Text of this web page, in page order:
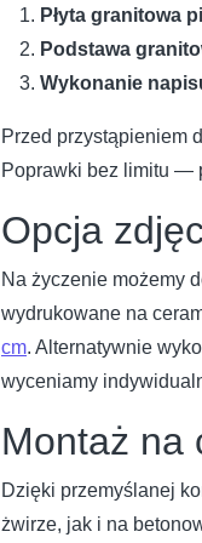
Płyta granitowa
Podstawa
Wykonanie
Przed przystąpieniem
Poprawki bez limitu —
Opcja
Na życzenie możemy
wydrukowane na
cm. Alternatywnie
wyceniamy
Montaż na
Dzięki przemyślanej
żwirze, jak i na